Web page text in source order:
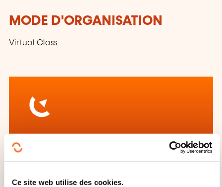
Ce site web utilise des cookies.
MODE D'ORGANISATION
Virtual Class
l’organisme de formation
?